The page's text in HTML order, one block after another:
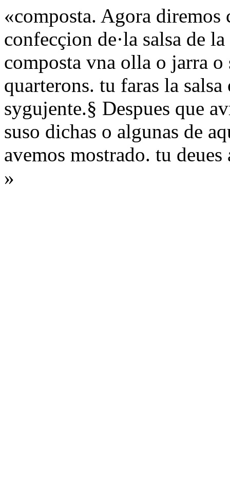
«composta. Agora diremos
confecçion de·la salsa de
composta vna olla o jarra
quarterons. tu faras la
sygujente.§ Despues que
suso dichas o algunas de
avemos mostrado. tu
»